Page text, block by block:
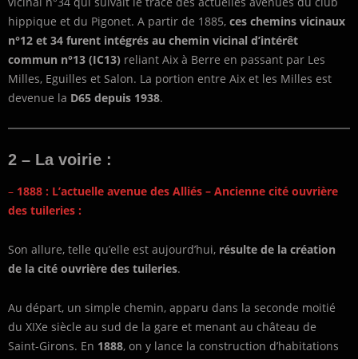
hippique et du Pigonet. A partir de 1885, ces chemins vicinaux
n°12 et 34 furent intégrés au chemin vicinal d’intérêt
commun n°13 (IC13) reliant Aix à Berre en passant par Les
Milles, Eguilles et Salon. La portion entre Aix et les Milles est
devenue la D65 depuis 1938.
2 – La voirie :
– 1888 : L’actuelle avenue des Alliés – Ancienne cité ouvrière
des tuileries :
Son allure, telle qu’elle est aujourd’hui, résulte de la création
de la cité ouvrière des tuileries.
Au départ, un simple chemin, apparu dans la seconde moitié
du XIXe siècle au sud de la gare et menant au château de
Saint-Girons. En 1888, on y lance la construction d’habitations